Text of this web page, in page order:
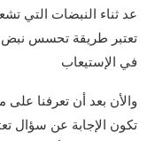
عد ثناء النبضات التي
تعتبر طريقة تحسس نبض
في الإستيعاب
والأن بعد أن تعرفنا
تكون الإجابة عن سؤال